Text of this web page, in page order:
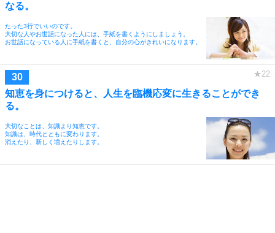
なる。
たった3行でいいのです。
大切な人やお世話になった人には、手紙を書くようにしましょう。
お世話になっている人に手紙を書くと、自分の心がきれいになります。
知恵を身につけると、人生を臨機応変に生きることができ
る。
大切なことは、知識より知恵です。
知識は、時代とともに変わります。
消えたり、新しく増えたりします。